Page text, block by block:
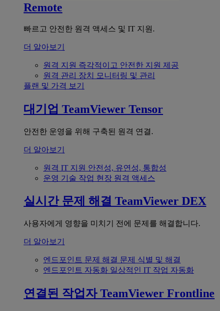
Remote
빠르고 안전한 원격 액세스 및 IT 지원.
더 알아보기
원격 지원 즉각적이고 안전한 지원 제공
원격 관리 장치 모니터링 및 관리
플랜 및 가격 보기
대기업 TeamViewer Tensor
안전한 운영을 위해 구축된 원격 연결.
더 알아보기
원격 IT 지원 안전성, 유연성, 통합성
운영 기술 작업 현장 원격 액세스
실시간 문제 해결 TeamViewer DEX
사용자에게 영향을 미치기 전에 문제를 해결합니다.
더 알아보기
엔드포인트 문제 해결 문제 식별 및 해결
엔드포인트 자동화 일상적인 IT 작업 자동화
연결된 작업자 TeamViewer Frontline